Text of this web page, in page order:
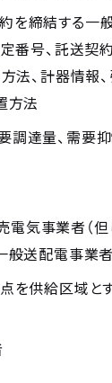
を締結する
番号、託送契
法、計器情報
方法
調達量、需要
気事業者（
般送配電事業者
点を供給区域